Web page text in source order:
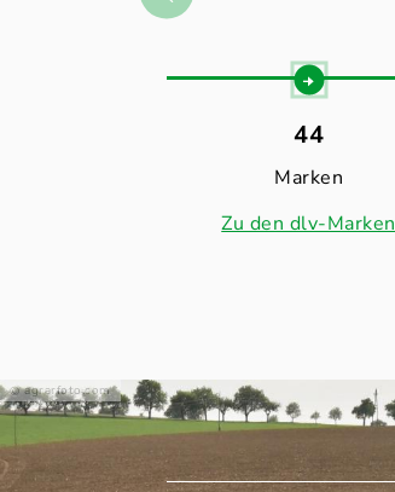
44
Marken
Zu den dlv-Marken
agrarfoto.com